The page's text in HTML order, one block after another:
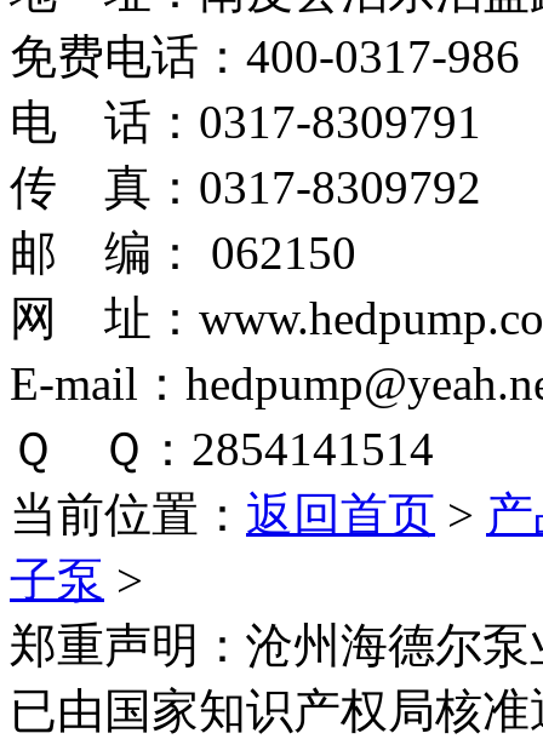
免费电话：400-0317-986
电 话：0317-8309791
传 真：0317-8309792
邮 编： 062150
网 址：
E-mail：
Ｑ Ｑ：2854141514
当前位置： 返回首页 >
子泵 >
郑重声明： 沧州海德尔
已由国家知识产权局核